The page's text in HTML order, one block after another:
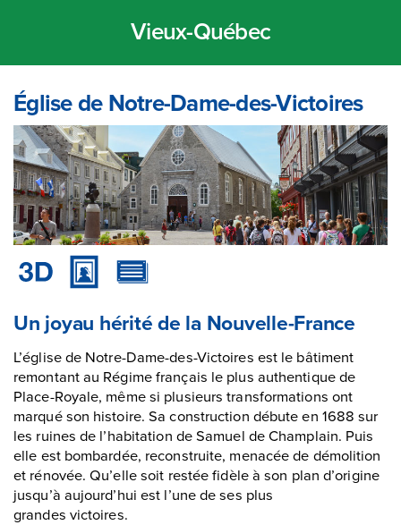
Vieux-Québec
Église de Notre-Dame-des-Victoires
Un joyau hérité de la Nouvelle-France
L’église de Notre-Dame-des-Victoires est le bâtiment
remontant au Régime français le plus authentique de
Place-Royale, même si plusieurs transformations ont
marqué son histoire. Sa construction débute en 1688 sur
les ruines de l’habitation de Samuel de Champlain. Puis
elle est bombardée, reconstruite, menacée de démolition
et rénovée. Qu’elle soit restée fidèle à son plan d’origine
jusqu’à aujourd’hui est l’une de ses plus
grandes victoires.